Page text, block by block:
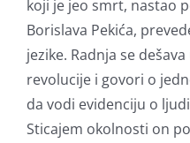
koji je jeo smrt, nastao
Borislava Pekića,
jezike. Radnja se
revolucije i govori o
da vodi evidenciju o
Sticajem okolnosti on